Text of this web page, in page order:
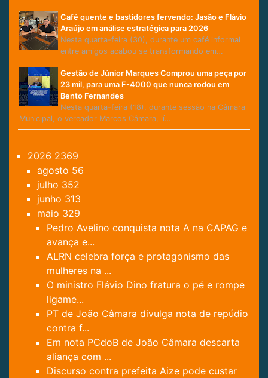
Café quente e bastidores fervendo: Jasão e Flávio
Araújo em análise estratégica para 2026
Nesta quarta-feira (30), durante um café informal
entre amigos acabou se transformando em…
Gestão de Júnior Marques Comprou uma peça por
23 mil, para uma F-4000 que nunca rodou em
Bento Fernandes
Nesta quarta-feira (18), durante sessão na Câmara
Municipal, o vereador Marcos Câmara, lí…
2026 2369
agosto 56
julho 352
junho 313
maio 329
Pedro Avelino conquista nota A na CAPAG e
avança e...
ALRN celebra força e protagonismo das
mulheres na ...
O ministro Flávio Dino fratura o pé e rompe
ligame...
PT de João Câmara divulga nota de repúdio
contra f...
Em nota PCdoB de João Câmara descarta
aliança com ...
Discurso contra prefeita Aize pode custar